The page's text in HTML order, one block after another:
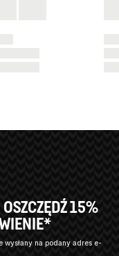
15%
wysłany na podany adres e-